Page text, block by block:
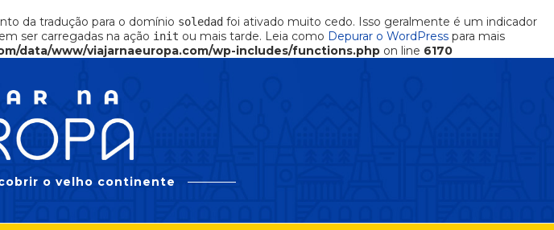
da tradução para o domínio soledad foi ativado muito cedo. Isso geralmente é um indicador
ser carregadas na ação init ou mais tarde. Leia como Depurar o WordPress para mais
data/www/viajarnaeuropa.com/wp-includes/functions.php on line 6170
o velho continente